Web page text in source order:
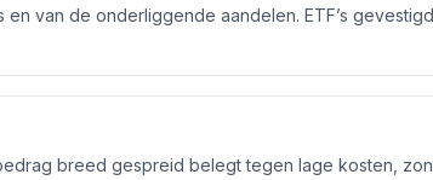
van de onderliggende aandelen. ETF’s
breed gespreid belegt tegen lage kosten,